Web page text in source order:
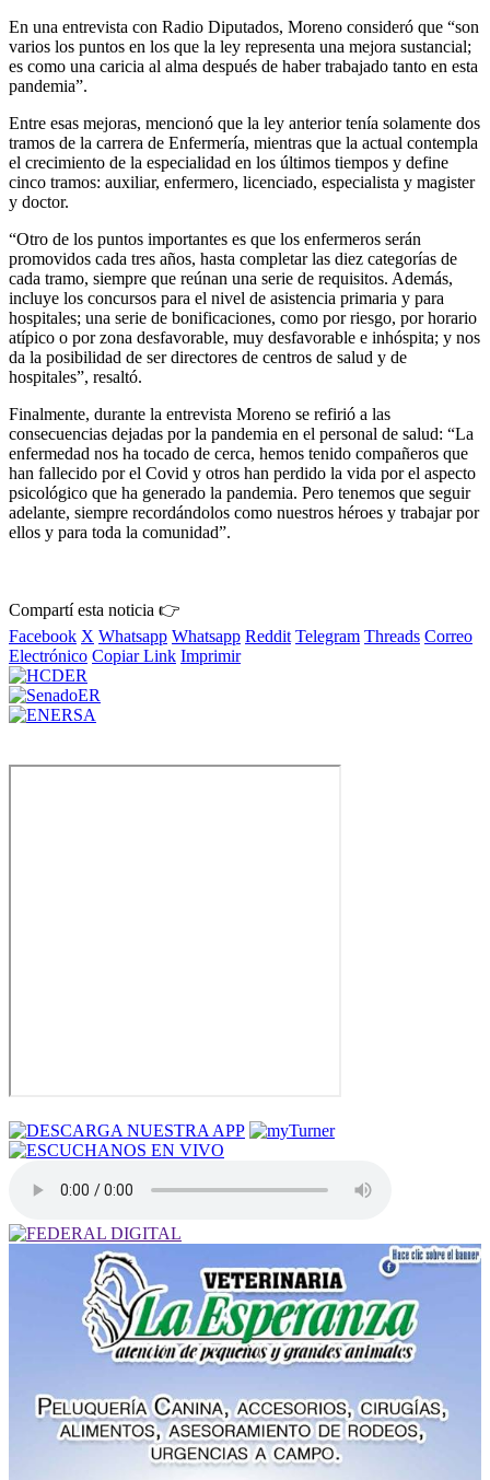
En una entrevista con Radio Diputados, Moreno consideró que “son
varios los puntos en los que la ley representa una mejora sustancial;
es como una caricia al alma después de haber trabajado tanto en esta
pandemia”.
Entre esas mejoras, mencionó que la ley anterior tenía solamente dos
tramos de la carrera de Enfermería, mientras que la actual contempla
el crecimiento de la especialidad en los últimos tiempos y define
cinco tramos: auxiliar, enfermero, licenciado, especialista y magister
y doctor.
“Otro de los puntos importantes es que los enfermeros serán
promovidos cada tres años, hasta completar las diez categorías de
cada tramo, siempre que reúnan una serie de requisitos. Además,
incluye los concursos para el nivel de asistencia primaria y para
hospitales; una serie de bonificaciones, como por riesgo, por horario
atípico o por zona desfavorable, muy desfavorable e inhóspita; y nos
da la posibilidad de ser directores de centros de salud y de
hospitales”, resaltó.
Finalmente, durante la entrevista Moreno se refirió a las
consecuencias dejadas por la pandemia en el personal de salud: “La
enfermedad nos ha tocado de cerca, hemos tenido compañeros que
han fallecido por el Covid y otros han perdido la vida por el aspecto
psicológico que ha generado la pandemia. Pero tenemos que seguir
adelante, siempre recordándolos como nuestros héroes y trabajar por
ellos y para toda la comunidad”.
Compartí esta noticia 👉
Facebook X Whatsapp Whatsapp Reddit Telegram Threads Correo
Electrónico Copiar Link Imprimir